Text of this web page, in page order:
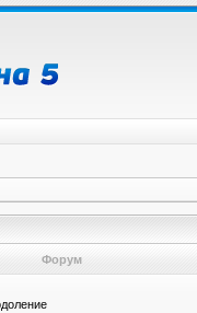
Форум